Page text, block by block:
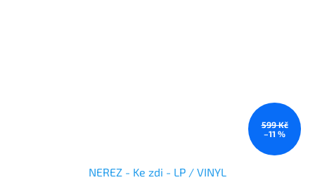
599 Kč
–11 %
NEREZ - Ke zdi - LP / VINYL